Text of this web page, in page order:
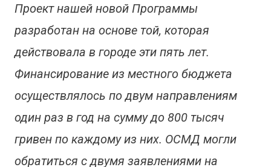
Проект нашей новой Программы
разработан на основе той, которая
действовала в городе эти пять лет.
Финансирование из местного бюджета
осуществлялось по двум направлениям
один раз в год на сумму до 800 тысяч
гривен по каждому из них. ОСМД могли
обратиться с двумя заявлениями на